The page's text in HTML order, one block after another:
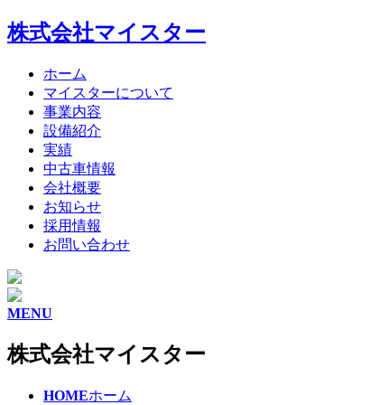
株式会社マイスター
ホーム
マイスターについて
事業内容
設備紹介
実績
中古車情報
会社概要
お知らせ
採用情報
お問い合わせ
MENU
株式会社マイスター
HOMEホーム